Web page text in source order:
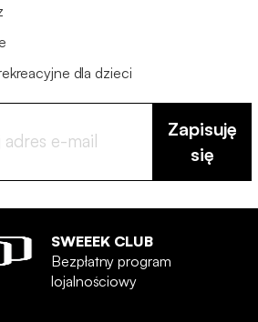
dla dzieci
Zapisuję
się
SWEEEK CLUB
Bezpłatny program
lojalnościowy